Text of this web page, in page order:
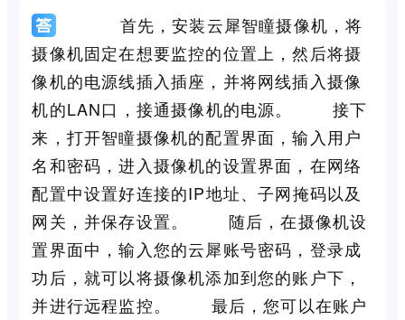
首先，安装云犀智瞳摄像机，将
摄像机固定在想要监控的位置上，然后将摄
像机的电源线插入插座，并将网线插入摄像
机的LAN口，接通摄像机的电源。 接下
来，打开智瞳摄像机的配置界面，输入用户
名和密码，进入摄像机的设置界面，在网络
配置中设置好连接的IP地址、子网掩码以及
网关，并保存设置。 随后，在摄像机设
置界面中，输入您的云犀账号密码，登录成
功后，就可以将摄像机添加到您的账户下，
并进行远程监控。 最后，您可以在账户